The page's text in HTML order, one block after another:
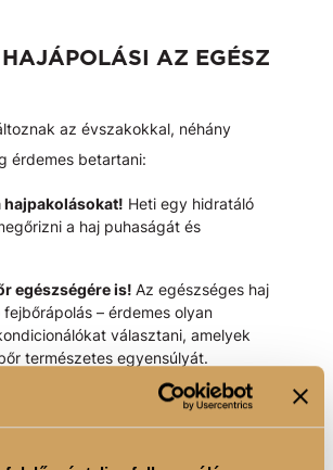
AZ EGÉSZ
az évszakokkal, néhány
érdemes betartani:
hajpakolásokat! Heti egy hidratáló
a haj puhaságát és
egészségére is! Az egészséges haj
– érdemes olyan
választani, amelyek
természetes egyensúlyát.
az évszaknak megfelelően!